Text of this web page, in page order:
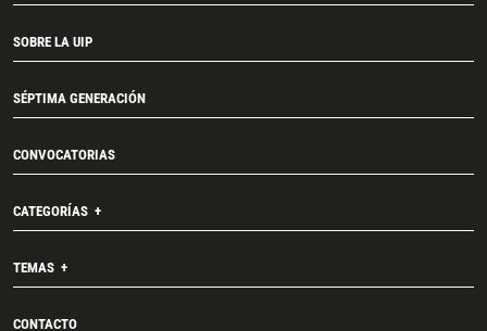
SOBRE LA UIP
SÉPTIMA GENERACIÓN
CONVOCATORIAS
CATEGORÍAS
TEMAS
CONTACTO